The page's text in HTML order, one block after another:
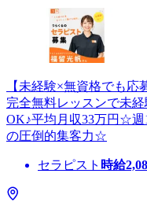
【未経験×無資格でも
完全無料レッスンで未
OK♪平均月収33万円☆週
の圧倒的集客力☆
セラピスト 時給